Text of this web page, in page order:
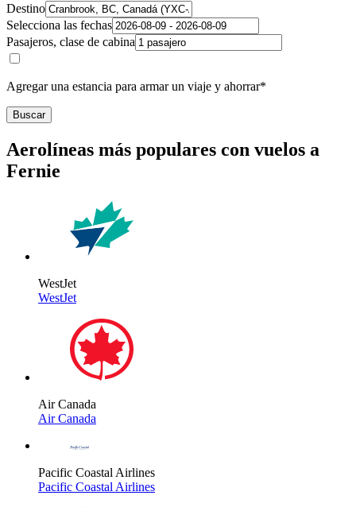
Destino
Selecciona las fechas
Pasajeros, clase de cabina
Agregar una estancia para armar un viaje y ahorrar*
Buscar
Aerolíneas más populares con vuelos a
Fernie
WestJet
WestJet
Air Canada
Air Canada
Pacific Coastal Airlines
Pacific Coastal Airlines